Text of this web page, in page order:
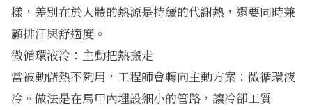
樣，差別在於人體的熱源是持續的代謝熱，還要同時兼
顧排汗與舒適度。
微循環液冷：主動把熱搬走
當被動儲熱不夠用，工程師會轉向主動方案：微循環液
冷。做法是在馬甲內埋設細小的管路，讓冷卻工質